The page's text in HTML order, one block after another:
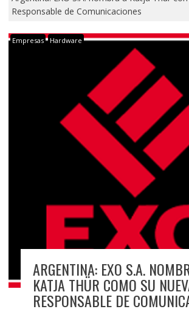
Responsable de Comunicaciones
Empresas Hardware
ARGENTINA: EXO S.A.
KATJA THÜR COMO SU
RESPONSABLE DE